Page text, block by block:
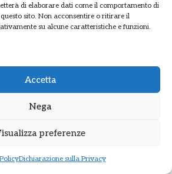
di elaborare dati come il comportamento di
sito. Non acconsentire o ritirare il
su alcune caratteristiche e funzioni.
Accetta
Nega
preferenze
Dichiarazione sulla Privacy
policy
daKreas.it